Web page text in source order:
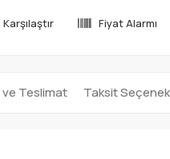
Karşılaştır Fiyat Alarmı
Teslimat Taksit